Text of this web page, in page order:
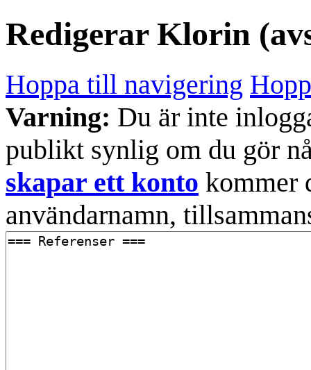
Redigerar Klorin
Hoppa till navigering
Varning: Du är inte
publikt synlig om du gör
skapar ett konto kommer
användarnamn,